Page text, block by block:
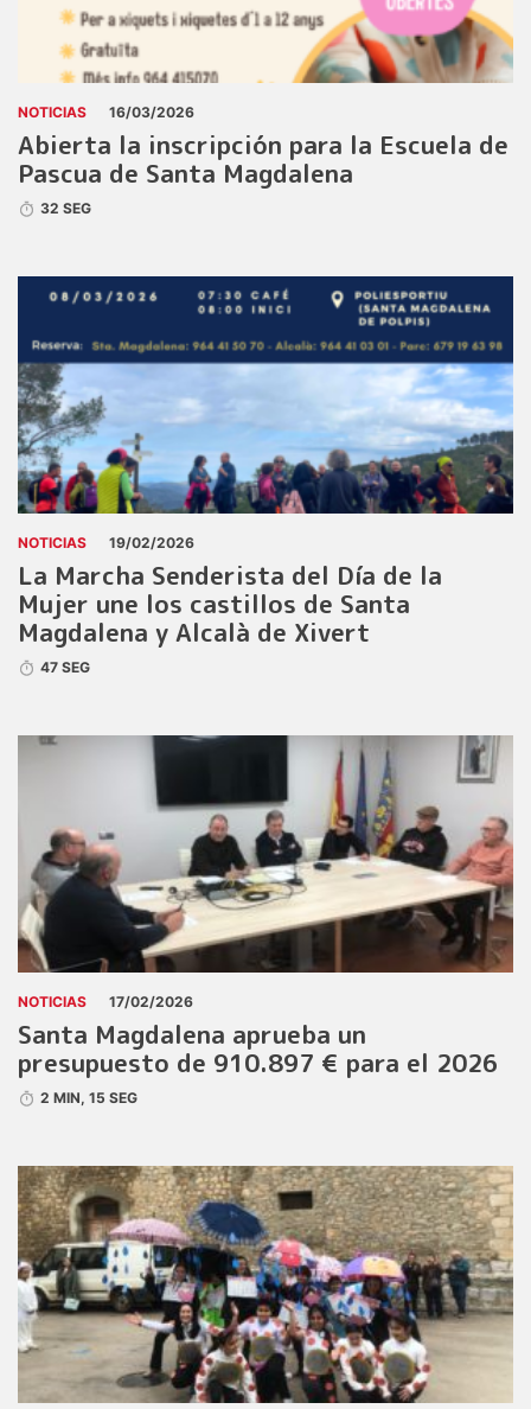
NOTICIAS 16/03/2026
Abierta la inscripción para la Escuela de
Pascua de Santa Magdalena
32 SEG
NOTICIAS 19/02/2026
La Marcha Senderista del Día de la
Mujer une los castillos de Santa
Magdalena y Alcalà de Xivert
47 SEG
NOTICIAS 17/02/2026
Santa Magdalena aprueba un
presupuesto de 910.897 € para el 2026
2 MIN, 15 SEG